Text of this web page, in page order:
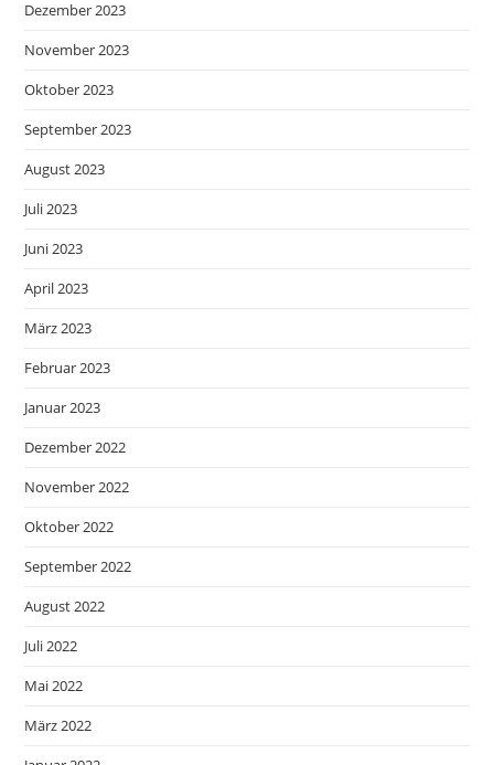
Dezember 2023
November 2023
Oktober 2023
September 2023
August 2023
Juli 2023
Juni 2023
April 2023
März 2023
Februar 2023
Januar 2023
Dezember 2022
November 2022
Oktober 2022
September 2022
August 2022
Juli 2022
Mai 2022
März 2022